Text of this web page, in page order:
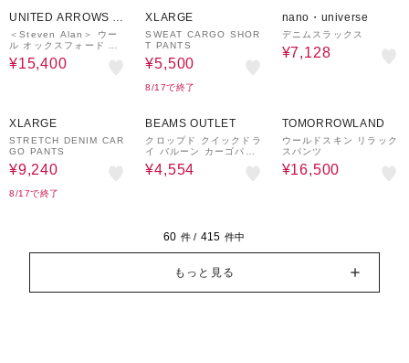
UNITED ARROWS O
UTLET
＜Steven Alan＞ ウー
ル オックスフォード ア
ウト ワンプリーツ スラ
ックス
¥15,400
XLARGE
SWEAT CARGO SHOR
T PANTS
¥5,500
8/17で終了
nano・universe
デニムスラックス
¥7,128
XLARGE
STRETCH DENIM CAR
GO PANTS
¥9,240
8/17で終了
BEAMS OUTLET
クロップド クイックドラ
イ バルーン カーゴパン
ツ（吸水速乾）
¥4,554
TOMORROWLAND
ウールドスキン リラック
スパンツ
¥16,500
60 件 / 415 件中
もっと見る